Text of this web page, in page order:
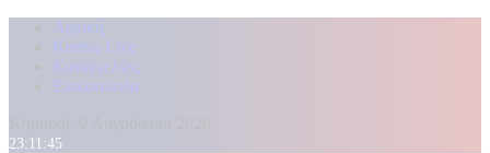
Αρχική
Kontra Live
Καταγγελίες
Επικοινωνία
23:11:47